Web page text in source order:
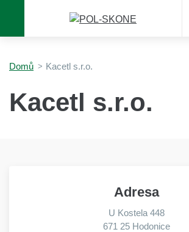
Domů Kacetl s.r.o.
Kacetl s.r.o.
Adresa
U Kostela 448
671 25 Hodonice